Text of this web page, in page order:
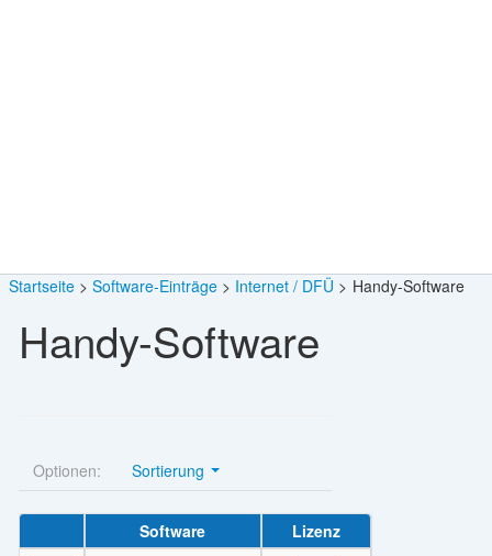
Startseite Software-Einträge Internet / DFÜ Handy-Software
Handy-Software
Optionen: Sortierung
Software
Lizenz